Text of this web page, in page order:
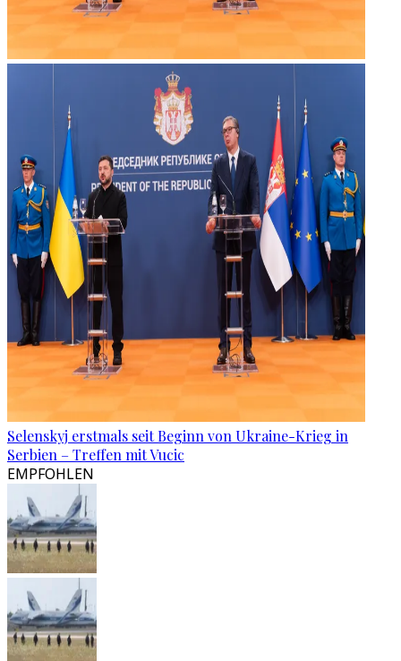
Selenskyj erstmals seit Beginn von Ukraine-Krieg in
Serbien – Treffen mit Vucic
EMPFOHLEN